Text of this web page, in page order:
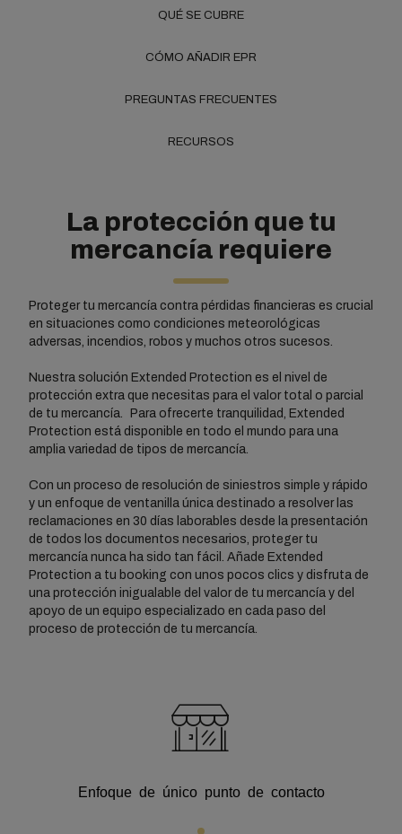
QUÉ SE CUBRE
CÓMO AÑADIR EPR
PREGUNTAS FRECUENTES
RECURSOS
La protección que tu
mercancía requiere
Proteger tu mercancía contra pérdidas financieras es crucial
en situaciones como condiciones meteorológicas
adversas, incendios, robos y muchos otros sucesos.
Nuestra solución Extended Protection es el nivel de
protección extra que necesitas para el valor total o parcial
de tu mercancía. Para ofrecerte tranquilidad, Extended
Protection está disponible en todo el mundo para una
amplia variedad de tipos de mercancía.
Con un proceso de resolución de siniestros simple y rápido
y un enfoque de ventanilla única destinado a resolver las
reclamaciones en 30 días laborables desde la presentación
de todos los documentos necesarios, proteger tu
mercancía nunca ha sido tan fácil. Añade Extended
Protection a tu booking con unos pocos clics y disfruta de
una protección inigualable del valor de tu mercancía y del
apoyo de un equipo especializado en cada paso del
proceso de protección de tu mercancía.
Enfoque de único punto de contacto